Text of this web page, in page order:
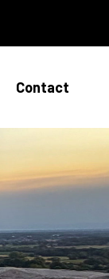
Contact